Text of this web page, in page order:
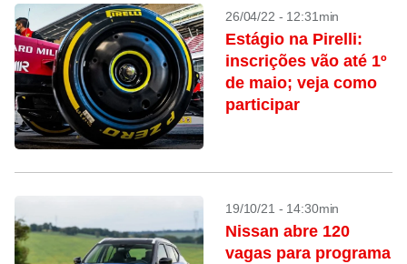
26/04/22 - 12:31min
Estágio na Pirelli:
inscrições vão até 1º
de maio; veja como
participar
19/10/21 - 14:30min
Nissan abre 120
vagas para programa